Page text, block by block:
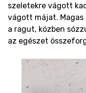
szeletekre vágott
vágott májat.
a ragut, közben
az egészet